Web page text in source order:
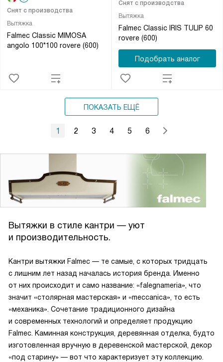
Вытяжка
Falmec Classic MIMOSA
angolo 100*100 rovere (600)
Снят с производства
Вытяжка
Falmec Classic IRIS TULIP 60
rovere (600)
Снят с производства
Подобрать аналог
ПОКАЗАТЬ ЕЩЁ
1 2 3 4 5 6
Вытяжки в стиле кантри — уют
и производительность.
Кантри вытяжки Falmec — те самые, с которых тридцать
с лишним лет назад началась история бренда. Именно
от них происходит и само название: «falegnameria», что
значит «столярная мастерская» и «meccanica», то есть
«механика». Сочетание традиционного дизайна
и современных технологий и определяет продукцию
Falmec. Каминная конструкция, деревянная отделка, будто
изготовленная вручную в деревенской мастерской, декор
«под старину» — вот что характеризует эту коллекцию.